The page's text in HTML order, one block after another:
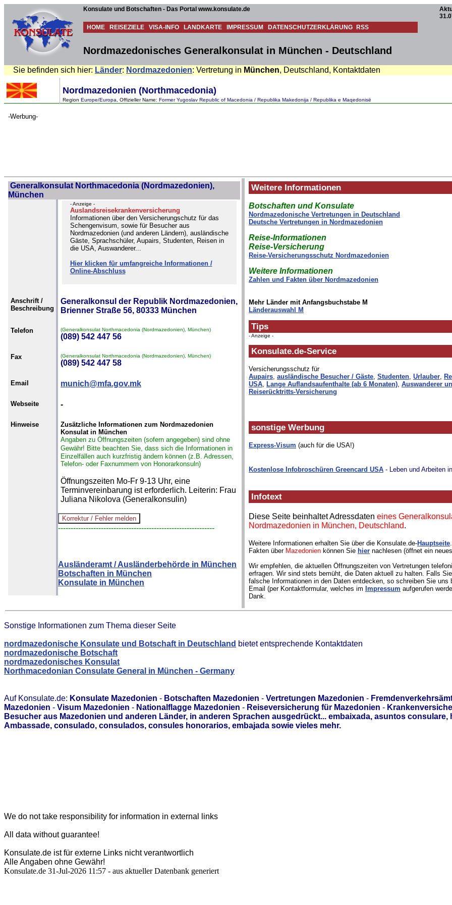
Konsulate und Botschaften - Das Portal www.konsulate.de
HOME REISEZIELE VISA-INFO LANDKARTE IMPRESSUM DATENSCHUTZERKLÄRUNG RSS
Nordmazedonisches Generalkonsulat in München - Deutschland
Sie befinden sich hier: Länder: Nordmazedonien: Vertretung in München, Deutschland, Kontaktdaten
Nordmazedonien (Northmacedonia)
Region Europe/Europa , Offizieller Name: Former Yugoslav Republic of Macedonia / Republika Makedonija / Republika e Maqedonisë
-Werbung-
Generalkonsulat Northmacedonia (Nordmazedonien),
München
- Anzeige -
Auslandsreisekrankenversicherung
Informationen über den Versicherungschutz für das
Schengenvisum, sowie für Besucher aus
Nordmazedonien (und anderen Ländern), ausländische
Gäste, Sprachschüler, Aupairs, Studenten, Reisen in
die USA, Auswanderer...
Hier klicken für umfangreiche Informationen /
Online-Abschluss
Anschrift /
Beschreibung
Generalkonsul der Republik Nordmazedonien,
Brienner Straße 56, 80333 München
Telefon (Generalkonsulat Northmacedonia (Nordmazedonien), München)
(089) 542 447 56
Fax (Generalkonsulat Northmacedonia (Nordmazedonien), München)
(089) 542 447 58
Email munich@mfa.gov.mk
Webseite -
Hinweise
Zusätzliche Informationen zum Nordmazedonien
Konsulat in München
Angaben zu Öffnungszeiten (sofern angegeben) sind ohne
Gewähr! Bitte beachten Sie, dass sich die Informationen in
Einzelfällen auch kurzfristig ändern können (z.B. Adressen,
Telefon- oder Faxnummern von Honorarkonsuln)
Öffnungszeiten Mo-Fr 9-13 Uhr, eine
Terminvereinbarung ist erforderlich. Leiterin: Frau
Juliana Nikolova (Generalkonsulin)
--------------------------------------------------------------
Ausländeramt / Ausländerbehörde in München
Botschaften in München
Konsulate in München
Weitere Informationen
Botschaften und Konsulate
Nordmazedonische Vertretungen in Deutschland
Deutsche Vertretungen in Nordmazedonien
Reise-Informationen
Reise-Versicherung
Reise-Versicherungsschutz Nordmazedonien
Weitere Informationen
Zahlen und Fakten über Nordmazedonien
Mehr Länder mit Anfangsbuchstabe M
Länderauswahl M
Tips
- Anzeige -
Konsulate.de-Service
Versicherungsschutz für
Aupairs, ausländische Besucher / Gäste, Studenten, Urlauber,
USA, Lange Auflandsaufenthalte (ab 6 Monaten), Auswanderer
Reiserücktritts-Versicherung
sonstige Werbung
Express-Visum (auch für die USA!)
Kostenlose Infobroschüren Greencard USA - Leben und Arbeiten
Infotext
Diese Seite beinhaltet Adressdaten eines
Nordmazedonien in München, Deutschland.
Weitere Informationen erhalten Sie über die Konsulate.de-Hauptseite
Fakten über Mazedonien können Sie hier nachlesen (öffnet ein
Wir empfehlen, die aktuellen Öffnungszeiten von Vertretungen
erfragen. Wir sind stets bemüht, die Daten aktuell zu halten. Falls
falsche Informationen in den Daten entdecken, so schreiben Sie uns
Email (per Kontaktformular, welches im Impressum aufgerufen
Dank.
Sonstige Informationen zum Thema dieser Seite
nordmazedonische Konsulate und Botschaft in Deutschland bietet entsprechende Kontaktdaten
nordmazedonische Botschaft
nordmazedonisches Konsulat
Northmacedonian Consulate General in München - Germany
Auf Konsulate.de: Konsulate Mazedonien - Botschaften Mazedonien - Vertretungen Mazedonien -
Mazedonien - Visum Mazedonien - Nationalflagge Mazedonien - Reiseversicherung für Mazedonien -
Besucher aus Mazedonien und anderen Länder, in anderen Sprachen ausgedrückt... embaixada, asuntos consulare,
Ambassade, consulado, consulados, consules honorarios, embajada sowie vieles mehr.
We do not take responsibility for information in external links
All data without guarantee!
Konsulate.de ist für externe Links nicht verantwortlich
Alle Angaben ohne Gewähr!
Konsulate.de 31-Jul-2026 11:57 - aus aktueller Datenbank generiert